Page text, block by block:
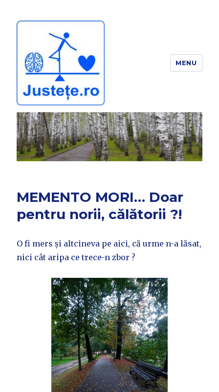
JUSTEȚE
MENU
MEMENTO MORI… Doar
pentru norii, călătorii ?!
O fi mers și altcineva pe aici, că urme n-a lăsat,
nici cât aripa ce trece-n zbor ?